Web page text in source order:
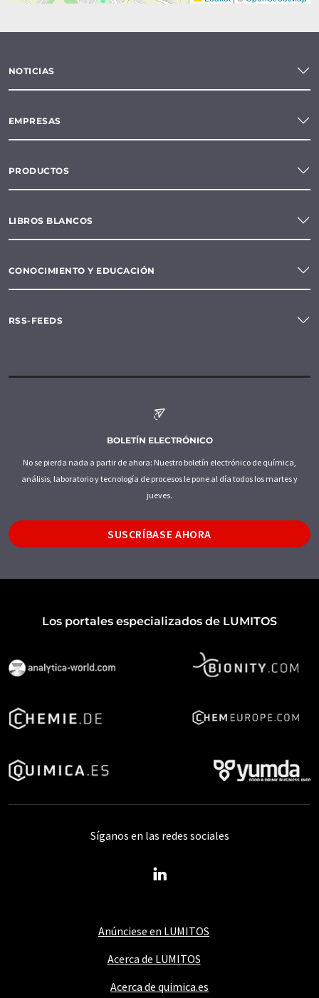
NOTICIAS
EMPRESAS
PRODUCTOS
LIBROS BLANCOS
CONOCIMIENTO Y EDUCACIÓN
RSS-FEEDS
BOLETÍN ELECTRÓNICO
No se pierda nada a partir de ahora: Nuestro boletín electrónico de química,
análisis, laboratorio y tecnología de procesos le pone al día todos los martes y
jueves.
SUSCRÍBASE AHORA
Los portales especializados de LUMITOS
Anúnciese en LUMITOS
Acerca de LUMITOS
Acerca de quimica.es
Síganos en las redes sociales